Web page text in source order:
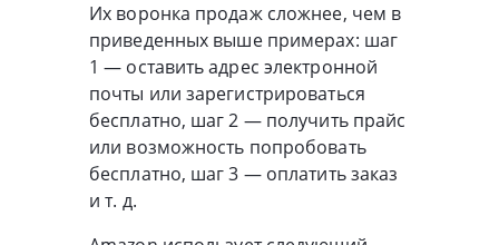
Их воронка продаж сложнее, чем в
приведенных выше примерах: шаг
1 — оставить адрес электронной
почты или зарегистрироваться
бесплатно, шаг 2 — получить прайс
или возможность попробовать
бесплатно, шаг 3 — оплатить заказ
и т. д.